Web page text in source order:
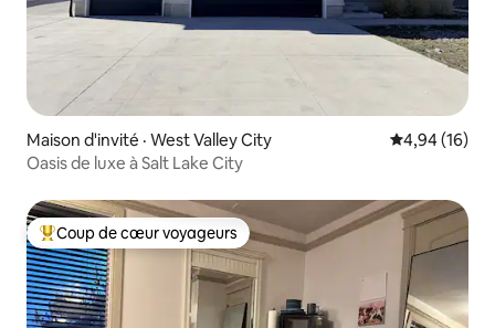
Maison d'invité · West Valley City Note
4,94 (16)
Oasis de luxe à Salt Lake City
Coup de cœur voyageurs parmi les plus aimés
Coup de cœur voyageurs